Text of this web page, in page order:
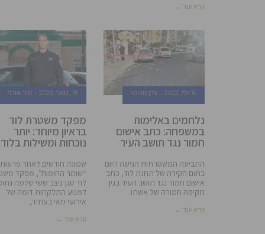
קרא עוד ←
6 יולי, 2022 ערן טוויטו
נלחמים באלימות
במשפחה: כתב אישום
חמור נגד תושב העיר
התביעה המשטרתית הגישה היום
בתום חקירה של תחנת לוד, כתב
אישום חמור נגד תושב העיר בגין
תקיפה חמורה של אשתו
קרא עוד ←
18 ינואר, 2022 טור אורח
מפקד משטרת לוד
בראיון מיוחד: יותר
נוכחות ומשילות
שמונה חודשים לאחר פרעות
“שומר החומות”, מפקד
לוד סגן־ניצב ששי שלמה
למנוע התלקחות דומה של
אירועי מאי בעתיד,
קרא עוד ←